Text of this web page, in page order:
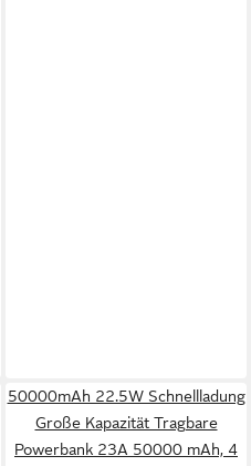
50000mAh 22.5W Schnellladung
Große Kapazität Tragbare
Powerbank 23A 50000 mAh, 4